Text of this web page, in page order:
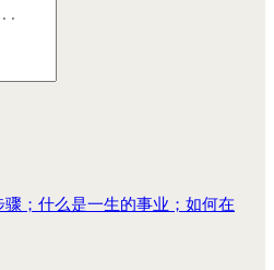
；什么是一生的事业；如何在